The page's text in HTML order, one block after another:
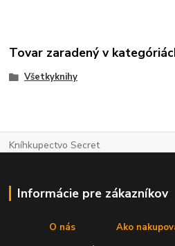
Tovar zaradený v
Všetkyknihy
Kníhkupectvo Secret
Informácie pre zákazníkov
O nás
Ako